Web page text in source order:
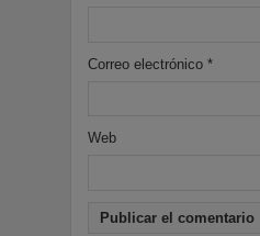
Correo electrónico *
Web